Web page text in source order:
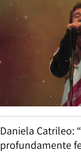
Daniela Catrileo:
profundamente